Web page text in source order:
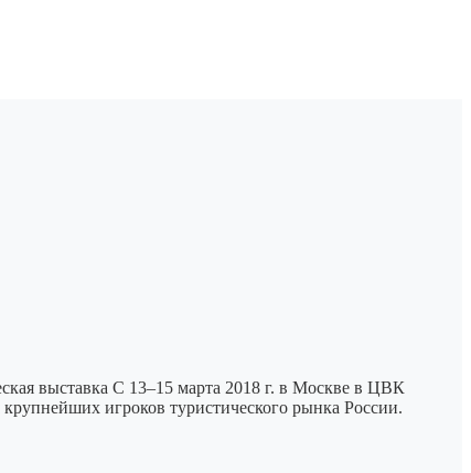
выставка C 13–15 марта 2018 г. в Москве в ЦВК
игроков туристического рынка России.